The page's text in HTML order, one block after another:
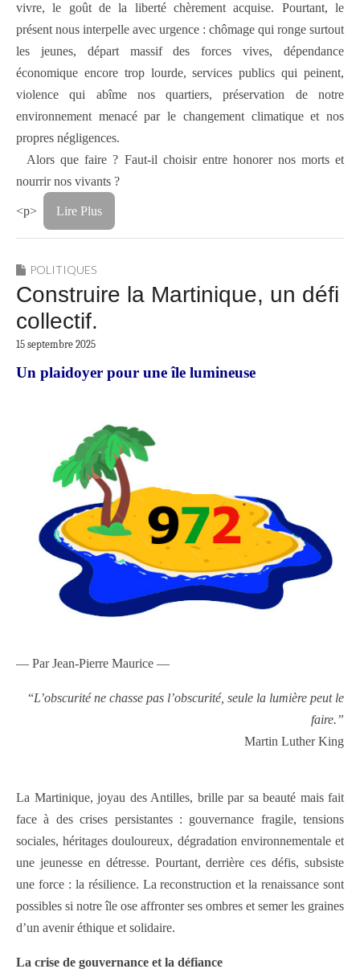
vivre, le goût de la liberté chèrement acquise. Pourtant, le
présent nous interpelle avec urgence : chômage qui ronge surtout
les jeunes, départ massif des forces vives, dépendance
économique encore trop lourde, services publics qui peinent,
violence qui abîme nos quartiers, préservation de notre
environnement menacé par le changement climatique et nos
propres négligences.
Alors que faire ? Faut-il choisir entre honorer nos morts et
nourrir nos vivants ?
<p> Lire Plus
POLITIQUES
Construire la Martinique, un défi
collectif.
15 septembre 2025
Un plaidoyer pour une île lumineuse
— Par Jean-Pierre Maurice —
“L’obscurité ne chasse pas l’obscurité, seule la lumière peut le
faire.”
Martin Luther King
La Martinique, joyau des Antilles, brille par sa beauté mais fait
face à des crises persistantes : gouvernance fragile, tensions
sociales, héritages douloureux, dégradation environnementale et
une jeunesse en détresse. Pourtant, derrière ces défis, subsiste
une force : la résilience. La reconstruction et la renaissance sont
possibles si notre île ose affronter ses ombres et semer les graines
d’un avenir éthique et solidaire.
La crise de gouvernance et la défiance